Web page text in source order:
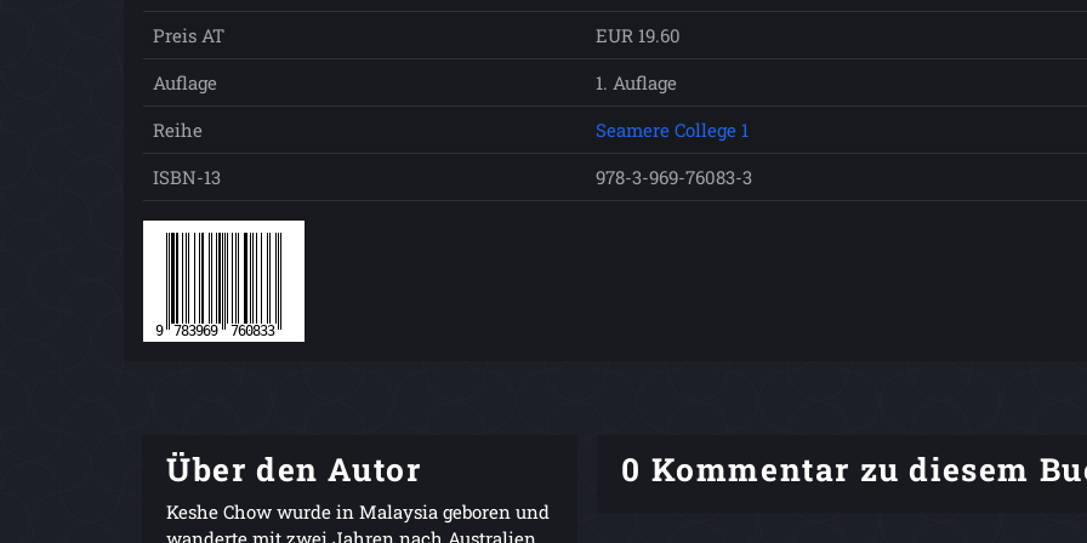
Preis AT
EUR 19.60
Auflage
1. Auflage
Reihe
Seamere College 1
ISBN-13
978-3-969-76083-3
Über den Autor
Keshe Chow wurde in Malaysia geboren und
wanderte mit zwei Jahren nach Australien
0 Kommentar zu diesem